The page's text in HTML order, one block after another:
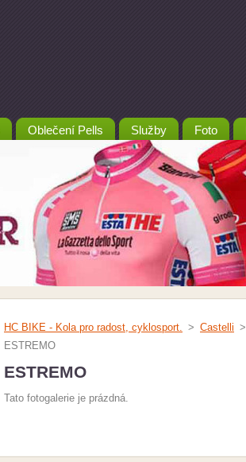
Oblečení Pells Služby Foto
HC BIKE - Kola pro radost, cyklosport. > Castelli >
ESTREMO
ESTREMO
Tato fotogalerie je prázdná.